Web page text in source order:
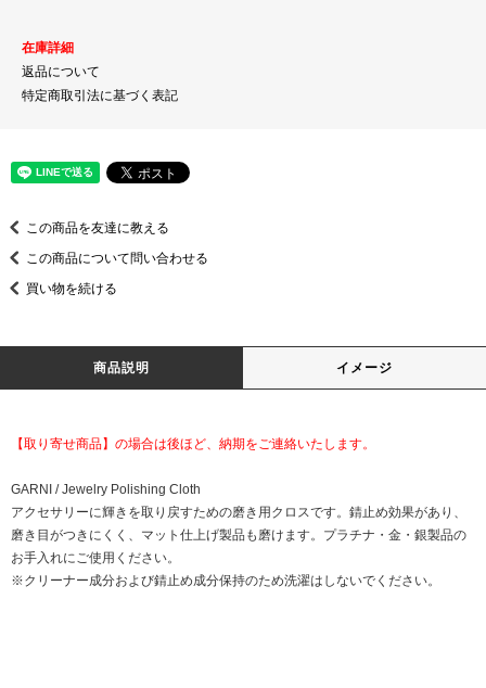
在庫詳細
返品について
特定商取引法に基づく表記
この商品を友達に教える
この商品について問い合わせる
買い物を続ける
商品説明 イメージ
【取り寄せ商品】の場合は後ほど、納期をご連絡いたします。
GARNI / Jewelry Polishing Cloth
アクセサリーに輝きを取り戻すための磨き用クロスです。錆止め効果があり、
磨き目がつきにくく、マット仕上げ製品も磨けます。プラチナ・金・銀製品の
お手入れにご使用ください。
※クリーナー成分および錆止め成分保持のため洗濯はしないでください。